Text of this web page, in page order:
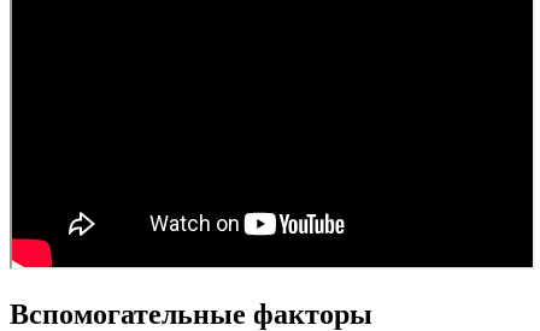
Вспомогательные факторы